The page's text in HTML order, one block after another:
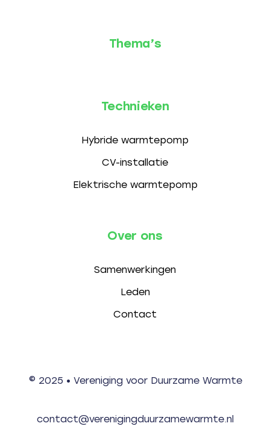
Thema’s
Technieken
Hybride warmtepomp
CV-installatie
Elektrische warmtepomp
Over ons
Samenwerkingen
Leden
Contact
© 2025 • Vereniging voor Duurzame Warmte
contact@verenigingduurzamewarmte.nl